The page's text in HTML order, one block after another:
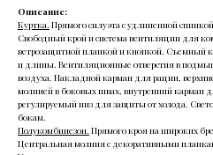
Описание:
Куртка. Прямого силуэта с удлиненной
Свободный крой и система вентиляции для
ветрозащитной планкой и кнопкой. Съемный
и длины. Вентиляционные отверстия в
воздуха. Накладной карман для рации,
молнией в боковых швах, внутренний карман
регулируемый низ для защиты от холода.
бокам.
Полукомбинезон. Прямого кроя на широких
Центральная молния с декоративными